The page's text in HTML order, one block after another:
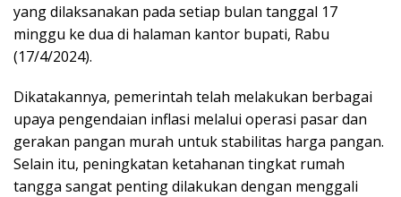
yang dilaksanakan pada setiap bulan tanggal 17
minggu ke dua di halaman kantor bupati, Rabu
(17/4/2024).
Dikatakannya, pemerintah telah melakukan berbagai
upaya pengendaian inflasi melalui operasi pasar dan
gerakan pangan murah untuk stabilitas harga pangan.
Selain itu, peningkatan ketahanan tingkat rumah
tangga sangat penting dilakukan dengan menggali